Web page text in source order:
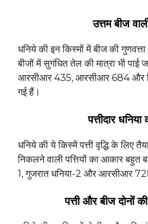
उत्तम बीज
धनिये की इन किस्मों में बीज की
बीजों में सुगंधित तेल की मात्रा भी पाई
आरसीआर 435, आरसीआर 684 और
गई हैं।
पत्तीदार
धनिये की ये किस्में पत्ती वृद्धि के लिए
निकलने वाली पत्तियों का आकार बहुत
1, गुजरात धनिया-2 और आरसीआर
पत्ती और बीज दोनों